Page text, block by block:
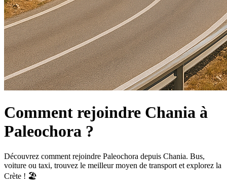
Comment rejoindre Chania à
Paleochora ?
Découvrez comment rejoindre Paleochora depuis Chania. Bus,
voiture ou taxi, trouvez le meilleur moyen de transport et explorez la
Crète ! 🏖️